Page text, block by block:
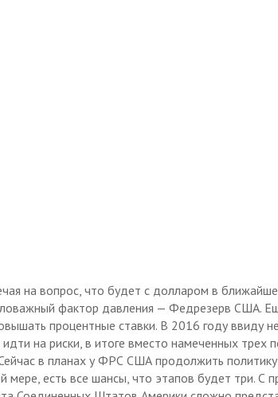
на вопрос, что будет с долларом в
фактор давления — Федрезерв США.
процентные ставки. В 2016 году ввиду
на риски, в итоге вместо намеченных трех
в планах у ФРС США продолжить
мере, есть все шансы, что этапов будет три. С